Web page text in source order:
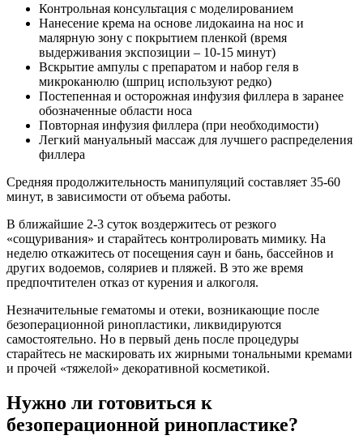
Контрольная консультация с моделированием
Нанесение крема на основе лидокаина на нос и
малярную зону с покрытием пленкой (время
выдерживания экспозиции – 10-15 минут)
Вскрытие ампулы с препаратом и набор геля в
микроканюлю (шприц используют редко)
Постепенная и осторожная инфузия филлера в заранее
обозначенные области носа
Повторная инфузия филлера (при необходимости)
Легкий мануальный массаж для лучшего распределения
филлера
Средняя продолжительность манипуляций составляет 35-60
минут, в зависимости от объема работы.
В ближайшие 2-3 суток воздержитесь от резкого
«сощуривания» и старайтесь контролировать мимику. На
неделю откажитесь от посещения саун и бань, бассейнов и
других водоемов, соляриев и пляжей. В это же время
предпочтителен отказ от курения и алкоголя.
Незначительные гематомы и отеки, возникающие после
безоперационной ринопластики, ликвидируются
самостоятельно. Но в первый день после процедуры
старайтесь не маскировать их жирными тональными кремами
и прочей «тяжелой» декоративной косметикой.
Нужно ли готовиться к
безоперационной ринопластике?